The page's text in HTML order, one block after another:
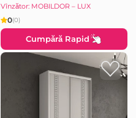
Vînzător: MOBILDOR – LUX
0(0)
Cumpără Rapid